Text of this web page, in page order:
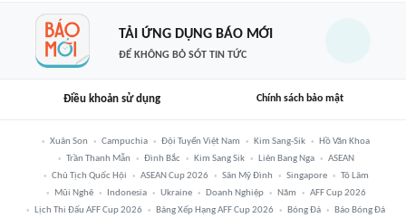
TẢI ỨNG DỤNG BÁO MỚI
ĐỂ KHÔNG BỎ SÓT TIN TỨC
Điều khoản sử dụng Chính sách bảo mật
Xuân Son Campuchia Đội Tuyển Việt Nam Kim Sang-Sik
Hồ Văn Khoa
Trần Thanh Mẫn
Đình Bắc Kim Sang Sik Liên Bang Nga
ASEAN
Chủ Tịch Quốc Hội
ASEAN Cup 2026 Sân Mỹ Đình Singapore
Tô Lâm
Mũi Nghê
Indonesia Ukraine Doanh Nghiệp Năm
AFF Cup 2026
Lịch Thi Đấu AFF Cup 2026
Bảng Xếp Hạng AFF Cup 2026 Bóng Đá Báo Bóng Đá